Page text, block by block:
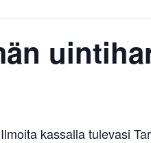
kassalla tulevasi